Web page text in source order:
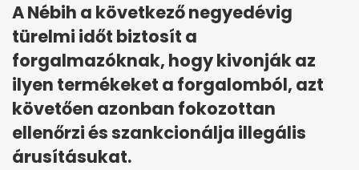
A Nébih a következő negyedévig
türelmi időt biztosít a
forgalmazóknak, hogy kivonják az
ilyen termékeket a forgalomból, azt
követően azonban fokozottan
ellenőrzi és szankcionálja illegális
árusításukat.